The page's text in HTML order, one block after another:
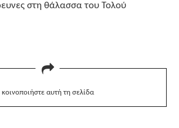
στη θάλασσα του Τολού
κοινοποιήστε αυτή τη σελίδα